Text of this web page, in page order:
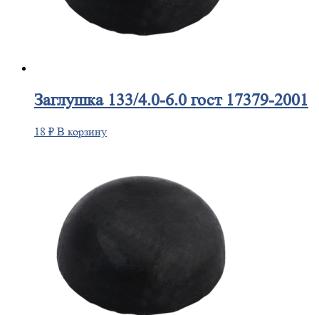
Заглушка133/4.0-6.0 гост 17379-2001
18 ₽ В корзину